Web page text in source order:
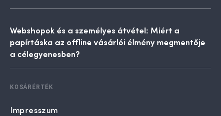
Webshopok és a személyes átvétel: Miért a
papírtáska az offline vásárlói élmény megmentője
a célegyenesben?
KOSÁRÉRTÉK
Impresszum